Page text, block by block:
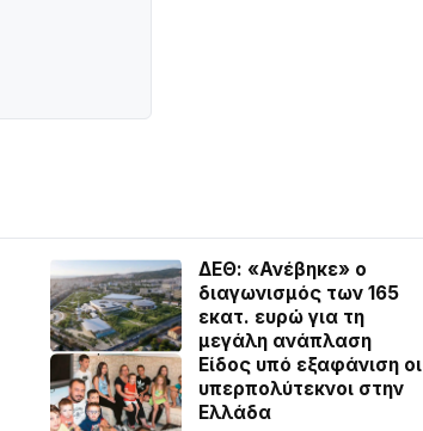
ΔΕΘ: «Ανέβηκε» ο
διαγωνισμός των 165
εκατ. ευρώ για τη
μεγάλη ανάπλαση
Είδος υπό εξαφάνιση οι
υπερπολύτεκνοι στην
Ελλάδα